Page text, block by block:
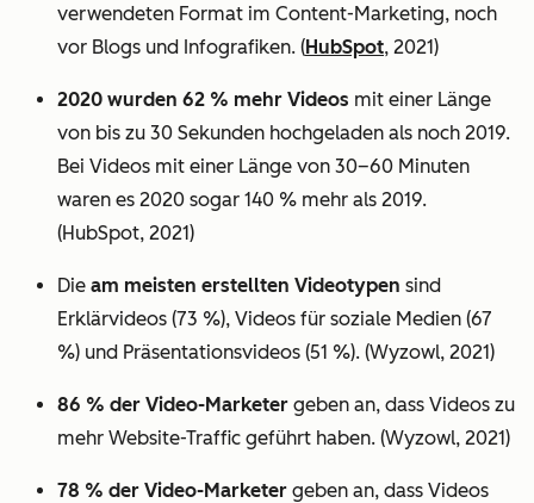
verwendeten Format im Content-Marketing, noch
vor Blogs und Infografiken. (HubSpot, 2021)
2020 wurden 62 % mehr Videos mit einer Länge
von bis zu 30 Sekunden hochgeladen als noch 2019.
Bei Videos mit einer Länge von 30–60 Minuten
waren es 2020 sogar 140 % mehr als 2019.
(HubSpot, 2021)
Die am meisten erstellten Videotypen sind
Erklärvideos (73 %), Videos für soziale Medien (67
%) und Präsentationsvideos (51 %). (Wyzowl, 2021)
86 % der Video-Marketer geben an, dass Videos zu
mehr Website-Traffic geführt haben. (Wyzowl, 2021)
78 % der Video-Marketer geben an, dass Videos